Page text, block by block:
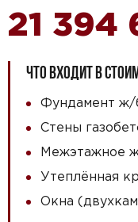
21 394
ЧТО ВХОДИТ В
Фундамент ж/
Стены
Межэтажное
Утеплённая
Окна